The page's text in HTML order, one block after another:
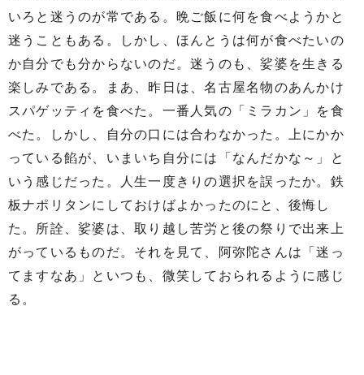
いろと迷うのが常である。晩ご飯に何を食べようかと
迷うこともある。しかし、ほんとうは何が食べたいの
か自分でも分からないのだ。迷うのも、娑婆を生きる
楽しみである。まあ、昨日は、名古屋名物のあんかけ
スパゲッティを食べた。一番人気の「ミラカン」を食
べた。しかし、自分の口には合わなかった。上にかか
っている餡が、いまいち自分には「なんだかな～」と
いう感じだった。人生一度きりの選択を誤ったか。鉄
板ナポリタンにしておけばよかったのにと、後悔し
た。所詮、娑婆は、取り越し苦労と後の祭りで出来上
がっているものだ。それを見て、阿弥陀さんは「迷っ
てますなあ」といつも、微笑しておられるように感じ
る。